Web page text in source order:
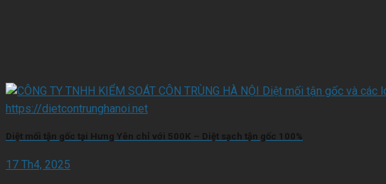
Diệt mối tận gốc tại Hưng Yên chỉ với 500K – Diệt sạch tận gốc 100%
17 Th4, 2025